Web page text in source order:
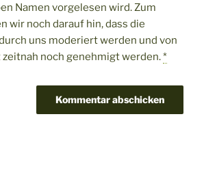
Namen vorgelesen wird. Zum
wir noch darauf hin, dass die
uns moderiert werden und von
noch genehmigt werden.*